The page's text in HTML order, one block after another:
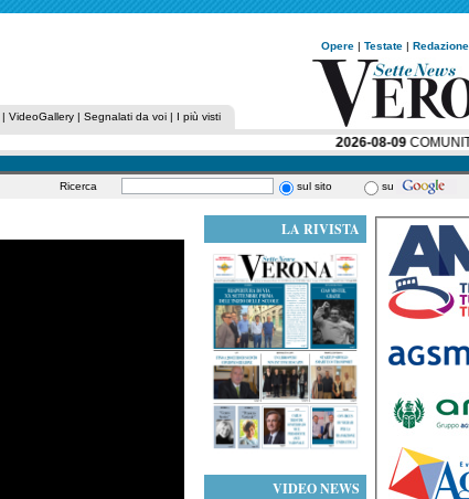
Opere | Testate | Redazione
| VideoGallery | Segnalati da voi | I più visti
2026-08-09COMUNITÀ
Ricerca sul sito su
LA RIVISTA
VIDEO NEWS